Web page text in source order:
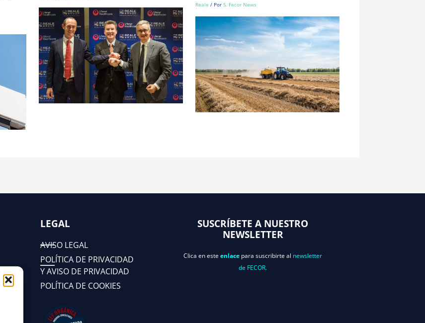
Reale / Por S. Fecor News
LEGAL
AVISO LEGAL
POLÍTICA DE PRIVACIDAD
Y AVISO DE PRIVACIDAD
POLÍTICA DE COOKIES
SUSCRÍBETE A NUESTRO
NEWSLETTER
Clica en este enlace para suscribirte al newsletter
de FECOR.